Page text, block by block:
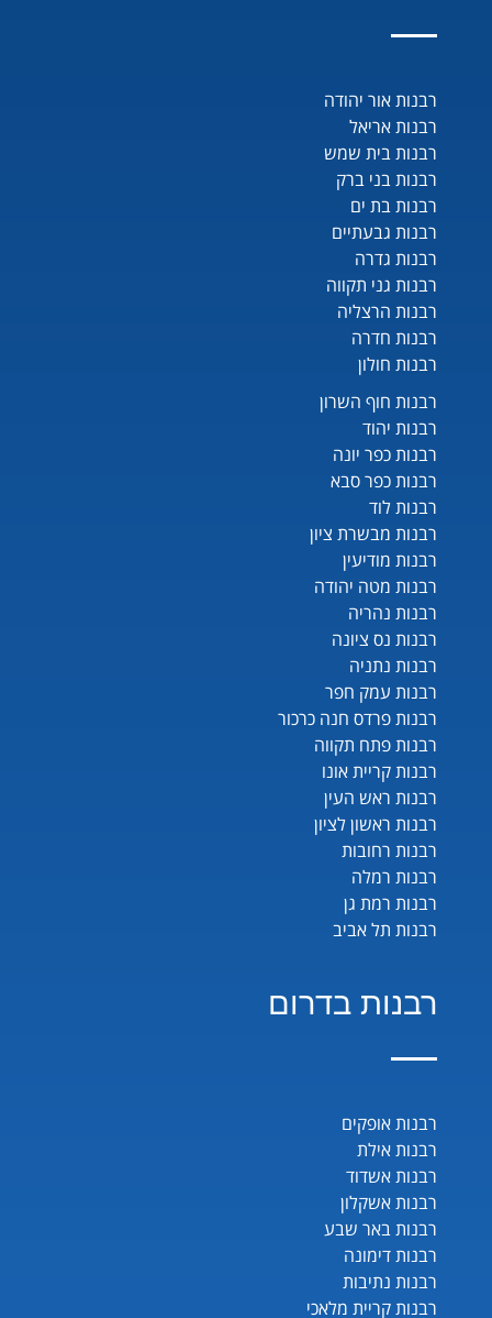
רבנות אור יהודה
רבנות אריאל
רבנות בית שמש
רבנות בני ברק
רבנות בת ים
רבנות גבעתיים
רבנות גדרה
רבנות גני תקווה
רבנות הרצליה
רבנות חדרה
רבנות חולון
רבנות חוף השרון
רבנות יהוד
רבנות כפר יונה
רבנות כפר סבא
רבנות לוד
רבנות מבשרת ציון
רבנות מודיעין
רבנות מטה יהודה
רבנות נהריה
רבנות נס ציונה
רבנות נתניה
רבנות עמק חפר
רבנות פרדס חנה כרכור
רבנות פתח תקווה
רבנות קריית אונו
רבנות ראש העין
רבנות ראשון לציון
רבנות רחובות
רבנות רמלה
רבנות רמת גן
רבנות תל אביב
רבנות בדרום
רבנות אופקים
רבנות אילת
רבנות אשדוד
רבנות אשקלון
רבנות באר שבע
רבנות דימונה
רבנות נתיבות
רבנות קריית מלאכי